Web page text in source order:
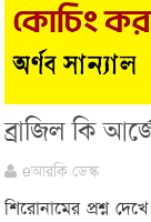
ব্রাজিল কি
eআরকি ডেস্ক
শিরোনামের প্রশ্ন